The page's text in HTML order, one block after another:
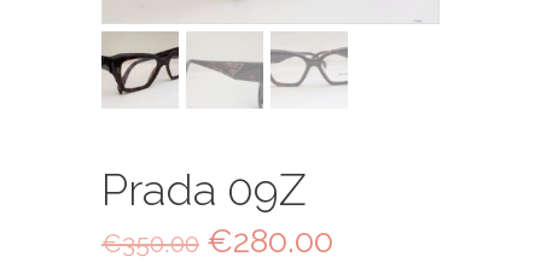
Prada 09Z
€350.00 Il
prezzo
€280.00